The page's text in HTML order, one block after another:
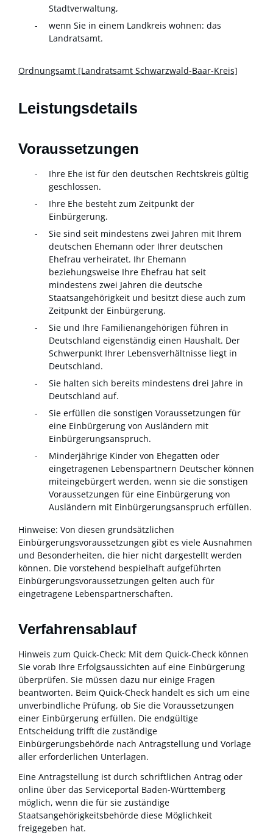
Stadtverwaltung,
wenn Sie in einem Landkreis wohnen: das
Landratsamt.
Ordnungsamt [Landratsamt Schwarzwald-Baar-Kreis]
Leistungsdetails
Voraussetzungen
Ihre Ehe ist für den deutschen Rechtskreis gültig
geschlossen.
Ihre Ehe besteht zum Zeitpunkt der
Einbürgerung.
Sie sind seit mindestens zwei Jahren mit Ihrem
deutschen Ehemann oder Ihrer deutschen
Ehefrau verheiratet. Ihr Ehemann
beziehungsweise Ihre Ehefrau hat seit
mindestens zwei Jahren die deutsche
Staatsangehörigkeit und besitzt diese auch zum
Zeitpunkt der Einbürgerung.
Sie und Ihre Familienangehörigen führen in
Deutschland eigenständig einen Haushalt. Der
Schwerpunkt Ihrer Lebensverhältnisse liegt in
Deutschland.
Sie halten sich bereits mindestens drei Jahre in
Deutschland auf.
Sie erfüllen die sonstigen Voraussetzungen für
eine Einbürgerung von Ausländern mit
Einbürgerungsanspruch.
Minderjährige Kinder von Ehegatten oder
eingetragenen Lebenspartnern Deutscher können
miteingebürgert werden, wenn sie die sonstigen
Voraussetzungen für eine Einbürgerung von
Ausländern mit Einbürgerungsanspruch erfüllen.
Hinweise: Von diesen grundsätzlichen
Einbürgerungsvoraussetzungen gibt es viele Ausnahmen
und Besonderheiten, die hier nicht dargestellt werden
können. Die vorstehend bespielhaft aufgeführten
Einbürgerungsvoraussetzungen gelten auch für
eingetragene Lebenspartnerschaften.
Verfahrensablauf
Hinweis zum Quick-Check: Mit dem Quick-Check können
Sie vorab Ihre Erfolgsaussichten auf eine Einbürgerung
überprüfen. Sie müssen dazu nur einige Fragen
beantworten. Beim Quick-Check handelt es sich um eine
unverbindliche Prüfung, ob Sie die Voraussetzungen
einer Einbürgerung erfüllen. Die endgültige
Entscheidung trifft die zuständige
Einbürgerungsbehörde nach Antragstellung und Vorlage
aller erforderlichen Unterlagen.
Eine Antragstellung ist durch schriftlichen Antrag oder
online über das Serviceportal Baden-Württemberg
möglich, wenn die für sie zuständige
Staatsangehörigkeitsbehörde diese Möglichkeit
freigegeben hat.